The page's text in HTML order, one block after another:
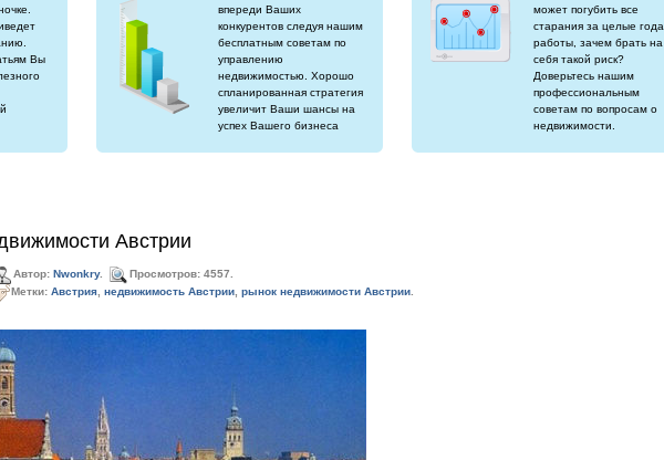
Вы
впереди Ваших
конкурентов следуя нашим
бесплатным советам по
управлению
недвижимостью. Хорошо
спланированная стратегия
увеличит Ваши шансы на
успех Вашего бизнеса
может погубить все
старания за целые года
работы, зачем брать на
себя такой риск?
Доверьтесь нашим
профессиональным
советам по вопросам о
недвижимости.
Австрии
Автор: Nwonkry.
Просмотров: 4557.
Метки: Австрия, недвижимость Австрии, рынок недвижимости Австрии.